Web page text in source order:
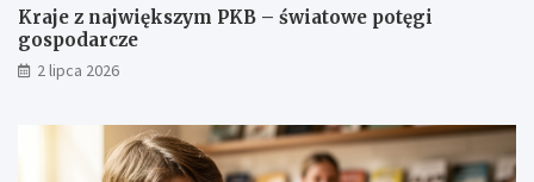
Kraje z największym PKB – światowe potęgi
gospodarcze
2 lipca 2026